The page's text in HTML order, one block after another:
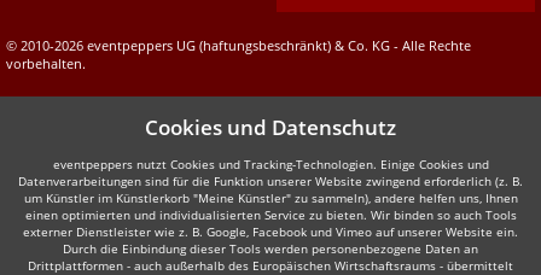
© 2010-2026 eventpeppers UG (haftungsbeschränkt) & Co. KG - Alle Rechte
vorbehalten.
Cookies und Datenschutz
eventpeppers nutzt Cookies und Tracking-Technologien. Einige Cookies und
Datenverarbeitungen sind für die Funktion unserer Website zwingend erforderlich (z. B.
um Künstler im Künstlerkorb "Meine Künstler" zu sammeln), andere helfen uns, Ihnen
einen optimierten und individualisierten Service zu bieten. Wir binden so auch Tools
externer Dienstleister wie z. B. Google, Facebook und Vimeo auf unserer Website ein.
Durch die Einbindung dieser Tools werden personenbezogene Daten an
Drittplattformen - auch außerhalb des Europäischen Wirtschaftsraums - übermittelt